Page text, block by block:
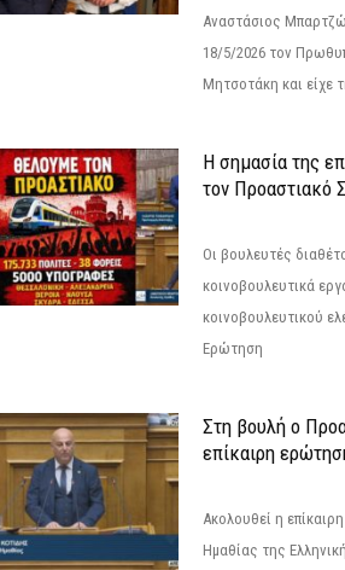
Αναστάσιος
18/5/2026 τον
Μητσοτάκη και είχε
Η σημασία της
τον Προαστιακό
Οι βουλευτές
κοινοβουλευτικά
κοινοβουλευτικού
Ερώτηση
Στη βουλή ο
επίκαιρη
Ακολουθεί η
Ημαθίας της